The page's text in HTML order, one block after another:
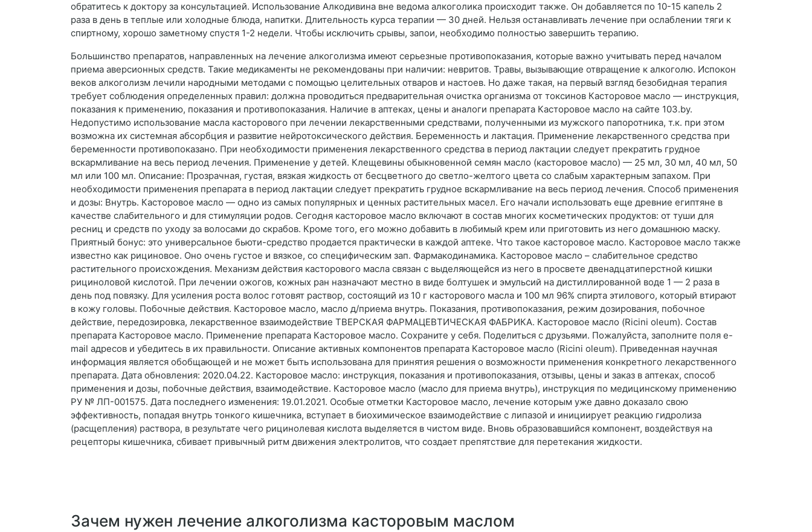
обратитесь к доктору за консультацией. Использование Алкодивина вне ведома алкоголика происходит также. Он добавляется по 10-15 капель 2
раза в день в теплые или холодные блюда, напитки. Длительность курса терапии — 30 дней. Нельзя останавливать лечение при ослаблении тяги к
спиртному, хорошо заметному спустя 1-2 недели. Чтобы исключить срывы, запои, необходимо полностью завершить терапию.
Большинство препаратов, направленных на лечение алкоголизма имеют серьезные противопоказания, которые важно учитывать перед началом
приема аверсионных средств. Такие медикаменты не рекомендованы при наличии: невритов. Травы, вызывающие отвращение к алкоголю. Испокон
веков алкоголизм лечили народными методами с помощью целительных отваров и настоев. Но даже такая, на первый взгляд безобидная терапия
требует соблюдения определенных правил: должна проводиться предварительная очистка организма от токсинов Касторовое масло — инструкция,
показания к применению, показания и противопоказания. Наличие в аптеках, цены и аналоги препарата Касторовое масло на сайте 103.by.
Недопустимо использование масла касторового при лечении лекарственными средствами, полученными из мужского папоротника, т.к. при этом
возможна их системная абсорбция и развитие нейротоксического действия. Беременность и лактация. Применение лекарственного средства при
беременности противопоказано. При необходимости применения лекарственного средства в период лактации следует прекратить грудное
вскармливание на весь период лечения. Применение у детей. Клещевины обыкновенной семян масло (касторовое масло) — 25 мл, 30 мл, 40 мл, 50
мл или 100 мл. Описание: Прозрачная, густая, вязкая жидкость от бесцветного до светло-желтого цвета со слабым характерным запахом. При
необходимости применения препарата в период лактации следует прекратить грудное вскармливание на весь период лечения. Способ применения
и дозы: Внутрь. Касторовое масло — одно из самых популярных и ценных растительных масел. Его начали использовать еще древние египтяне в
качестве слабительного и для стимуляции родов. Сегодня касторовое масло включают в состав многих косметических продуктов: от туши для
ресниц и средств по уходу за волосами до скрабов. Кроме того, его можно добавить в любимый крем или приготовить из него домашнюю маску.
Приятный бонус: это универсальное бьюти-средство продается практически в каждой аптеке. Что такое касторовое масло. Касторовое масло также
известно как рициновое. Оно очень густое и вязкое, со специфическим зап. Фармакодинамика. Касторовое масло – слабительное средство
растительного происхождения. Механизм действия касторового масла связан с выделяющейся из него в просвете двенадцатиперстной кишки
рициноловой кислотой. При лечении ожогов, кожных ран назначают местно в виде болтушек и эмульсий на дистиллированной воде 1 — 2 раза в
день под повязку. Для усиления роста волос готовят раствор, состоящий из 10 г касторового масла и 100 мл 96% спирта этилового, который втирают
в кожу головы. Побочные действия. Касторовое масло, масло д/приема внутрь. Показания, противопоказания, режим дозирования, побочное
действие, передозировка, лекарственное взаимодействие ТВЕРСКАЯ ФАРМАЦЕВТИЧЕСКАЯ ФАБРИКА. Касторовое масло (Ricini oleum). Состав
препарата Касторовое масло. Применение препарата Касторовое масло. Сохраните у себя. Поделиться с друзьями. Пожалуйста, заполните поля e-
mail адресов и убедитесь в их правильности. Описание активных компонентов препарата Касторовое масло (Ricini oleum). Приведенная научная
информация является обобщающей и не может быть использована для принятия решения о возможности применения конкретного лекарственного
препарата. Дата обновления: 2020.04.22. Касторовое масло: инструкция, показания и противопоказания, отзывы, цены и заказ в аптеках, способ
применения и дозы, побочные действия, взаимодействие. Касторовое масло (масло для приема внутрь), инструкция по медицинскому применению
РУ № ЛП-001575. Дата последнего изменения: 19.01.2021. Особые отметки Касторовое масло, лечение которым уже давно доказало свою
эффективность, попадая внутрь тонкого кишечника, вступает в биохимическое взаимодействие с липазой и инициирует реакцию гидролиза
(расщепления) раствора, в результате чего рицинолевая кислота выделяется в чистом виде. Вновь образовавшийся компонент, воздействуя на
рецепторы кишечника, сбивает привычный ритм движения электролитов, что создает препятствие для перетекания жидкости.
Зачем нужен лечение алкоголизма касторовым маслом